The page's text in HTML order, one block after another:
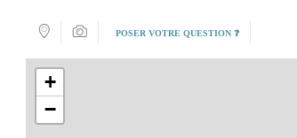
POSER VOTRE QUESTION ❓
+
−